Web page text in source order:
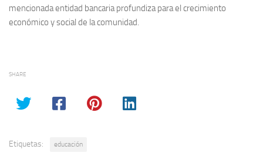
mencionada entidad bancaria profundiza para el crecimiento
económico y social de la comunidad.
SHARE
Etiquetas: educación